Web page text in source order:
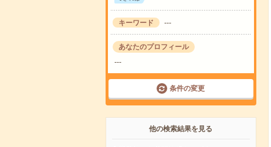
キーワード ---
あなたのプロフィール
---
条件の変更
他の検索結果を見る